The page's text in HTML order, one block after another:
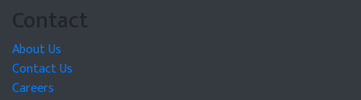
Contact
About Us
Contact Us
Careers